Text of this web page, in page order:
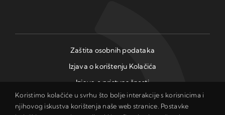
Zaštita osobnih podataka
Izjava o korištenju Kolačića
Izjava o pristupačnosti
Koristimo kolačiće u svrhu što bolje interakcije s korisnicima i
njihovog iskustva korištenja naše web stranice. Postavke